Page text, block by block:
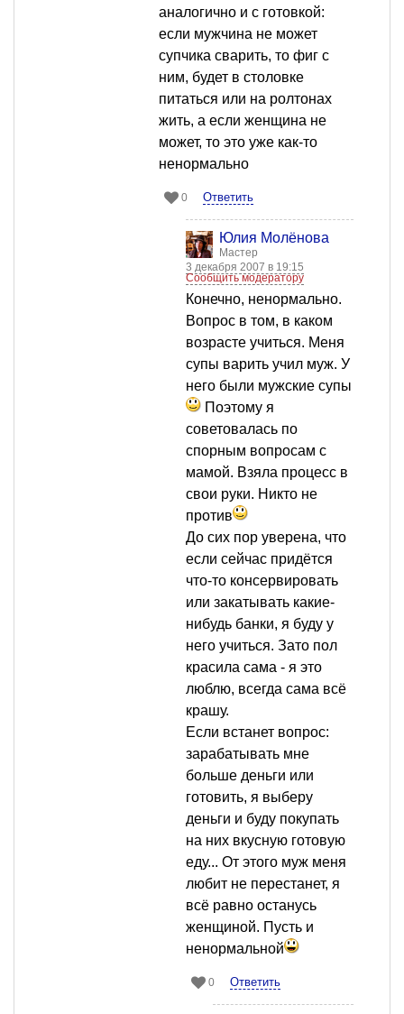
аналогично и с готовкой:
если мужчина не может
супчика сварить, то фиг с
ним, будет в столовке
питаться или на ролтонах
жить, а если женщина не
может, то это уже как-то
ненормально
0 Ответить
Юлия Молёнова
Мастер
3 декабря 2007 в 19:15
Сообщить модератору
Конечно, ненормально.
Вопрос в том, в каком
возрасте учиться. Меня
супы варить учил муж. У
него были мужские супы
Поэтому я
советовалась по
спорным вопросам с
мамой. Взяла процесс в
свои руки. Никто не
против
До сих пор уверена, что
если сейчас придётся
что-то консервировать
или закатывать какие-
нибудь банки, я буду у
него учиться. Зато пол
красила сама - я это
люблю, всегда сама всё
крашу.
Если встанет вопрос:
зарабатывать мне
больше деньги или
готовить, я выберу
деньги и буду покупать
на них вкусную готовую
еду... От этого муж меня
любит не перестанет, я
всё равно останусь
женщиной. Пусть и
ненормальной
0 Ответить